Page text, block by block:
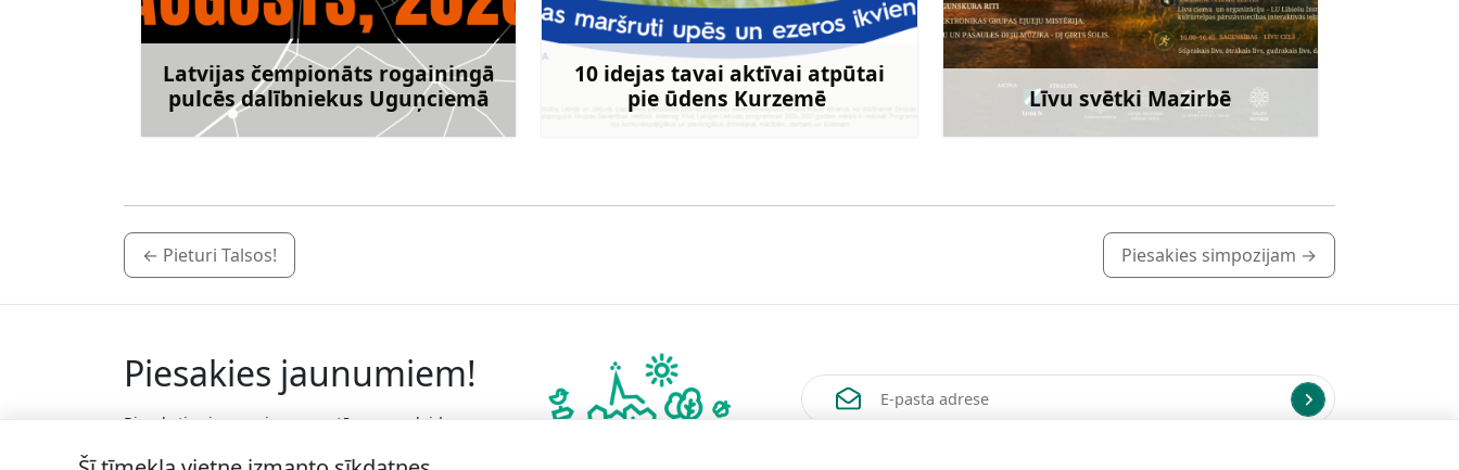
Latvijas čempionāts rogainingā
pulcēs dalībniekus Uguņciemā
Uzzināt vairāk
10 idejas tavai aktīvai atpūtai
pie ūdens Kurzemē
Uzzināt vairāk
Līvu svētki Mazirbē
Uzzināt vairāk
← Pieturi Talsos! Piesakies simpozijam →
Piesakies jaunumiem!
Pieraksties jaunumiem e-pastā un nepalaid